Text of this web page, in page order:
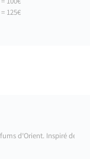
100€
125€
d’Orient. Inspiré des